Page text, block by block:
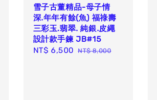
雪子古董精品-母子情
深.年年有餘(魚) 福祿壽
三彩玉.翡翠. 純銀.皮繩
設計款手鍊 JB#15
Sale
NT$ 6,500 Regular
NT$ 8,000